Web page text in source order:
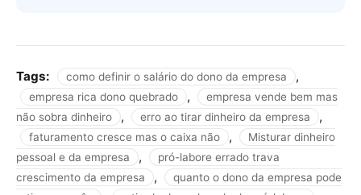
Tags: como definir o salário do dono da empresa ,
empresa rica dono quebrado ,
empresa vende bem mas
não sobra dinheiro
, erro ao tirar dinheiro da empresa ,
faturamento cresce mas o caixa não ,
Misturar dinheiro
pessoal e da empresa
,
pró-labore errado trava
crescimento da empresa
,
quanto o dono da empresa pode